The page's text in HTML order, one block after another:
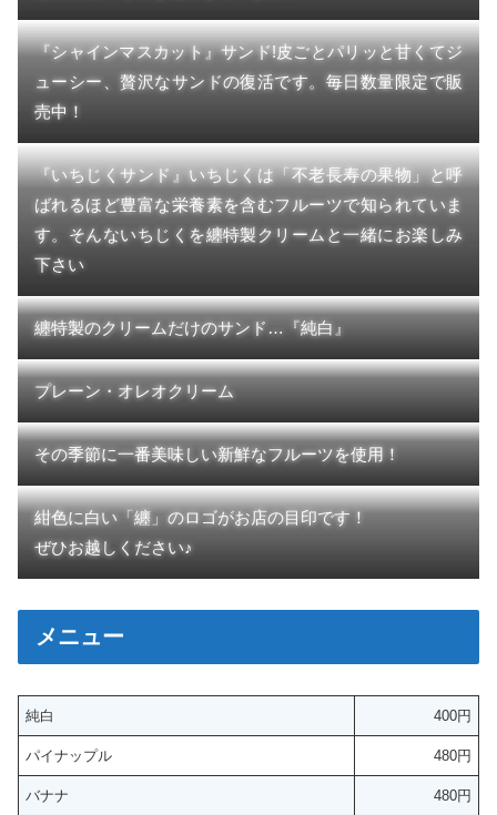
『シャインマスカット』サンド!皮ごとパリッと甘くてジ
ューシー、贅沢なサンドの復活です。毎日数量限定で販
売中！
『いちじくサンド』いちじくは「不老長寿の果物」と呼
ばれるほど豊富な栄養素を含むフルーツで知られていま
す。そんないちじくを纏特製クリームと一緒にお楽しみ
下さい
纏特製のクリームだけのサンド…『純白』
プレーン・オレオクリーム
その季節に一番美味しい新鮮なフルーツを使用！
紺色に白い「纏」のロゴがお店の目印です！
ぜひお越しください♪
メニュー
純白 400円
パイナップル 480円
バナナ 480円